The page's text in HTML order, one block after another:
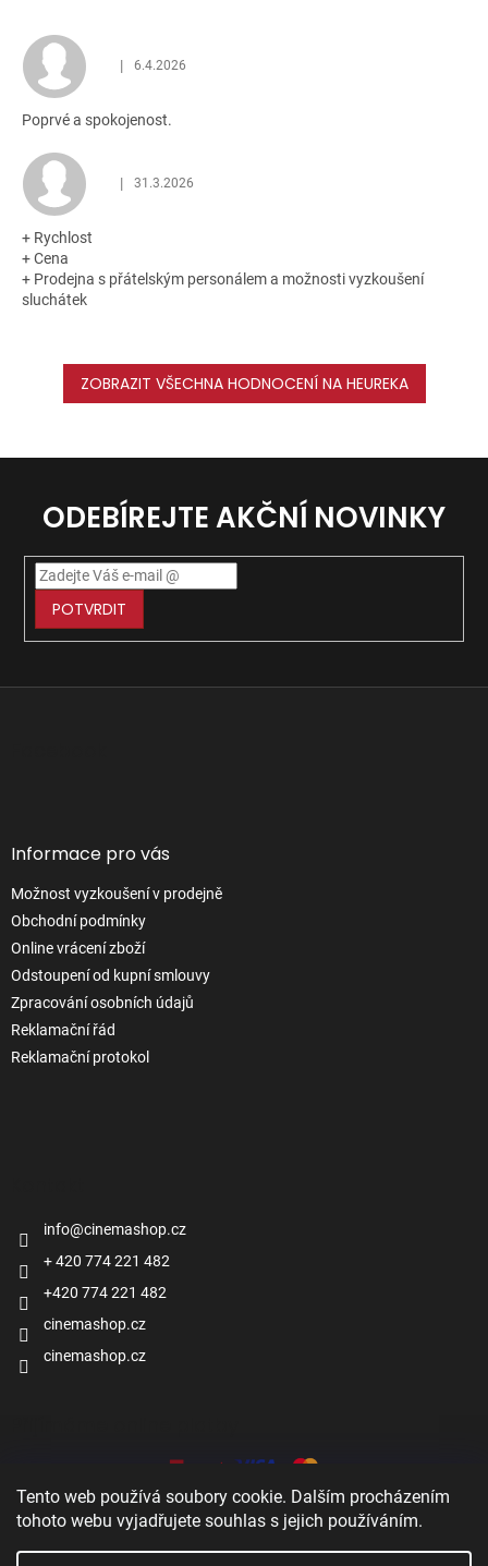
Tento web používá soubory cookie. Dalším procházením
tohoto webu vyjadřujete souhlas s jejich používáním.
Hodnocení obchodu je 5 z 5 hvězdiček.
| 6.4.2026
Poprvé a spokojenost.
Hodnocení obchodu je 5 z 5 hvězdiček.
| 31.3.2026
+ Rychlost
+ Cena
+ Prodejna s přátelským personálem a možnosti vyzkoušení
sluchátek
ZOBRAZIT VŠECHNA HODNOCENÍ NA HEUREKA
ODEBÍREJTE AKČNÍ NOVINKY
POTVRDIT
Z
Informace pro vás
Možnost vyzkoušení v prodejně
Obchodní podmínky
Online vrácení zboží
Odstoupení od kupní smlouvy
Zpracování osobních údajů
Reklamační řád
Reklamační protokol
info@cinemashop.cz
+ 420 774 221 482
+420 774 221 482
cinemashop.cz
cinemashop.cz